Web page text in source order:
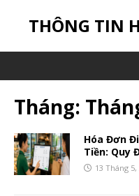
THÔNG TIN
Tháng:
Hóa Đơn
Tiền: Quy
13 Tháng 5,